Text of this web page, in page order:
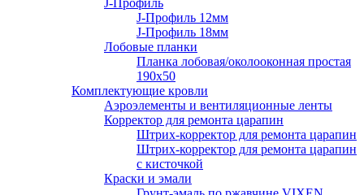
J-Профиль
J-Профиль 12мм
J-Профиль 18мм
Лобовые планки
Планка лобовая/околооконная простая
190х50
Комплектующие кровли
Аэроэлементы и вентиляционные ленты
Корректор для ремонта царапин
Штрих-корректор для ремонта царапин
Штрих-корректор для ремонта царапин
с кисточкой
Краски и эмали